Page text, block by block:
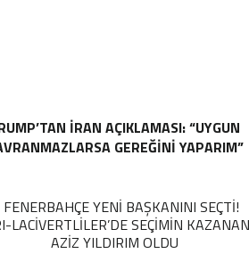
İRAN AÇIKLAMASI: “UYGUN
GEREĞINI YAPARIM”